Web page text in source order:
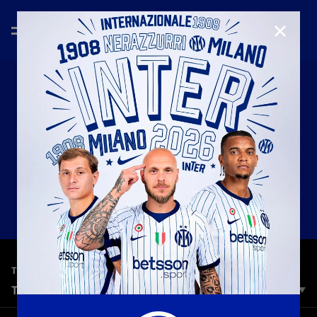
TOP 5 GOALS— 5 dic 2025
TOP 5 | INTER VS COMO
L'Inter si prepara ad affrontare il Como nella 14ª giornata di